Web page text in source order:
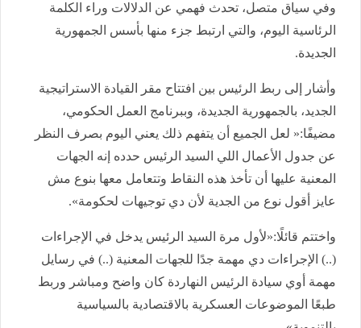
وفي سياق متصل، تحدث فهمي عن الدلالات وراء الكلمة
الرئاسية اليوم، والتي ارتبط جزء منها بأسس الجمهورية
الجديدة.
وأشار إلى ربط الرئيس بين افتتاح مقر القيادة الاستراتيجية
الجديد، بالجمهورية الجديدة، وببرنامج العمل الحكومي،
مضيفًا:« لعل الجميع أن يتفهم ذلك يعني اليوم بصرف النظر
عن جدول الأعمال اللي السيد الرئيس حدده إنه الجهات
المعنية عليها أن تأخذ هذه النقاط وتتعامل معها بنوع مش
عايز أقول نوع من الجدية لأن دي توجيهات لحكومة».
واختتم قائلًا:«لأول مرة السيد الرئيس يدخل في الإجراءات
(..) الإجراءات دي مهمة جدًا للجهات المعنية (..) في رسايل
مهمة أوي سيادة الرئيس النهاردة كان واضح ومباشر وربط
طبعًا الموضوعات العسكرية بالاقتصادية بالسياسية